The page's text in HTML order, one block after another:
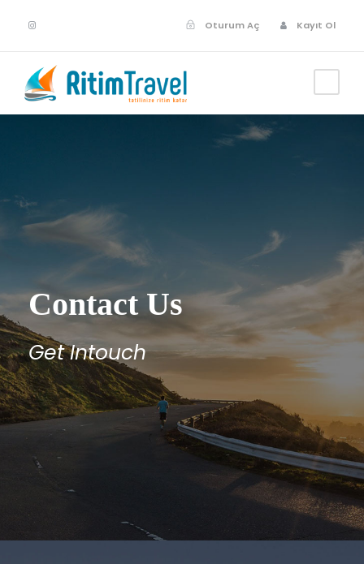
Oturum Aç Kayıt Ol
Contact Us
Get Intouch